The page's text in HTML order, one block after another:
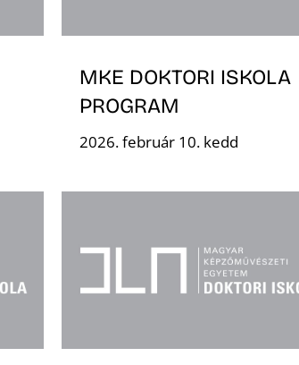
MKE DOKTORI ISKOLA
PROGRAM
2026. február 10. kedd